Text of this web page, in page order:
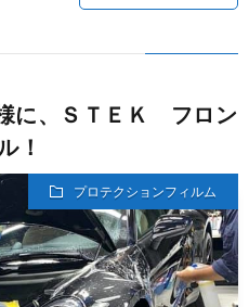
に、ＳＴＥＫ フロン
！
プロテクションフィルム